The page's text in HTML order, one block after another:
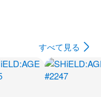
すべて見る